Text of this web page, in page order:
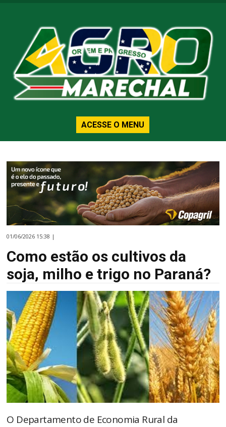
ACESSE O MENU
01/06/2026 15:38 |
Como estão os cultivos da
soja, milho e trigo no Paraná?
O Departamento de Economia Rural da